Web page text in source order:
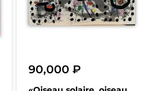
90,000₽